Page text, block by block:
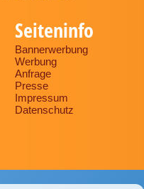
Seiteninfo
Bannerwerbung
Werbung
Anfrage
Presse
Impressum
Datenschutz